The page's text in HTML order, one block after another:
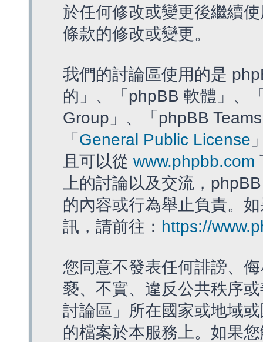
於任何修改或變更後繼續
條款的修改或變更。
我們的討論區使用的是
的」、「phpBB 軟體」、
Group」、「phpBB
「 General Public License
且可以從 www.phpbb.com
上的討論以及交流，
的內容或行為舉止負責。
訊，請前往： https://
您同意不發表任何誹謗、
褻、不實、違反公共秩序
討論區」所在國家或地域
的檔案於本服務上。如果